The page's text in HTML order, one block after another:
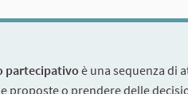
partecipativo è una sequenza di
proposte o prendere delle